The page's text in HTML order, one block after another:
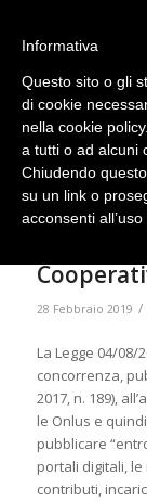
ricevuti
28 Febbraio 2019 /
La Legge 04/08/
concorrenza,
2017, n. 189),
le Onlus e
pubblicare
portali digitali,
contributi,
Informativa
Questo sito o gli
di cookie
nella cookie
a tutti o ad alcuni
Chiudendo
su un link o
acconsenti all’uso